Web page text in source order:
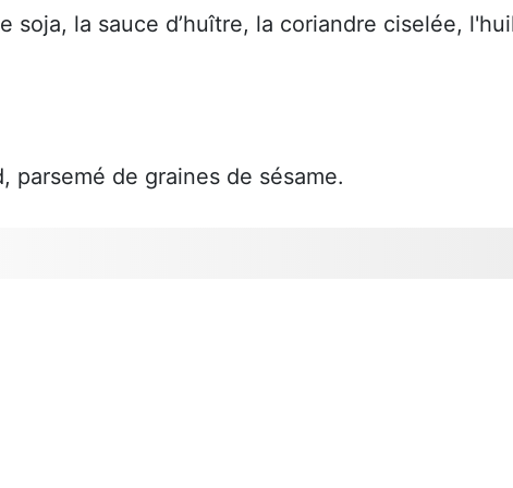
soja, la sauce d’huître, la coriandre ciselée,
parsemé de graines de sésame.